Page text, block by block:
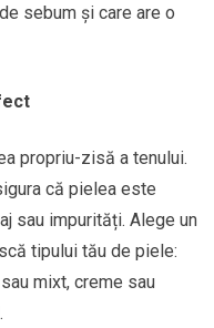
sebum și care are o
propriu-zisă a tenului.
că pielea este
sau impurități. Alege un
tipului tău de piele:
mixt, creme sau